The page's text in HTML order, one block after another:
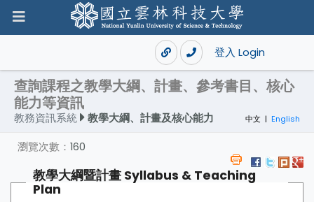
登入 Login
查詢課程之教學大綱、計畫、參考書目、核心
能力等資訊
教務資訊系統 教學大綱、計畫及核心能力 中文 | English
瀏覽次數： 160
教學大綱暨計畫 Syllabus & Teaching
Plan